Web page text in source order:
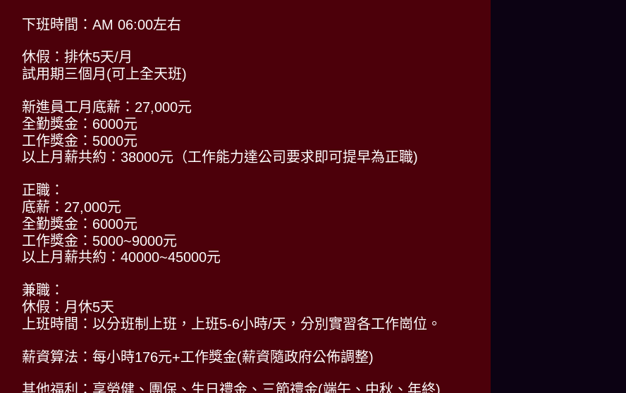
下班時間：AM 06:00左右
休假：排休5天/月
試用期三個月(可上全天班)
新進員工月底薪：27,000元
全勤獎金：6000元
工作獎金：5000元
以上月薪共約：38000元（工作能力達公司要求即可提早為正職)
正職：
底薪：27,000元
全勤獎金：6000元
工作獎金：5000~9000元
以上月薪共約：40000~45000元
兼職：
休假：月休5天
上班時間：以分班制上班，上班5-6小時/天，分別實習各工作崗位。
薪資算法：每小時176元+工作獎金(薪資隨政府公佈調整)
其他福利：享勞健、團保、生日禮金、三節禮金(端午、中秋、年終)